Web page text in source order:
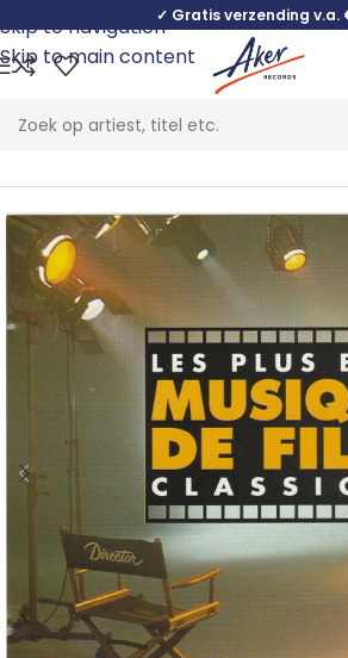
Skip to navigation
Skip to main content
✓ Gratis verzending v.a.
Home Stage & Screen